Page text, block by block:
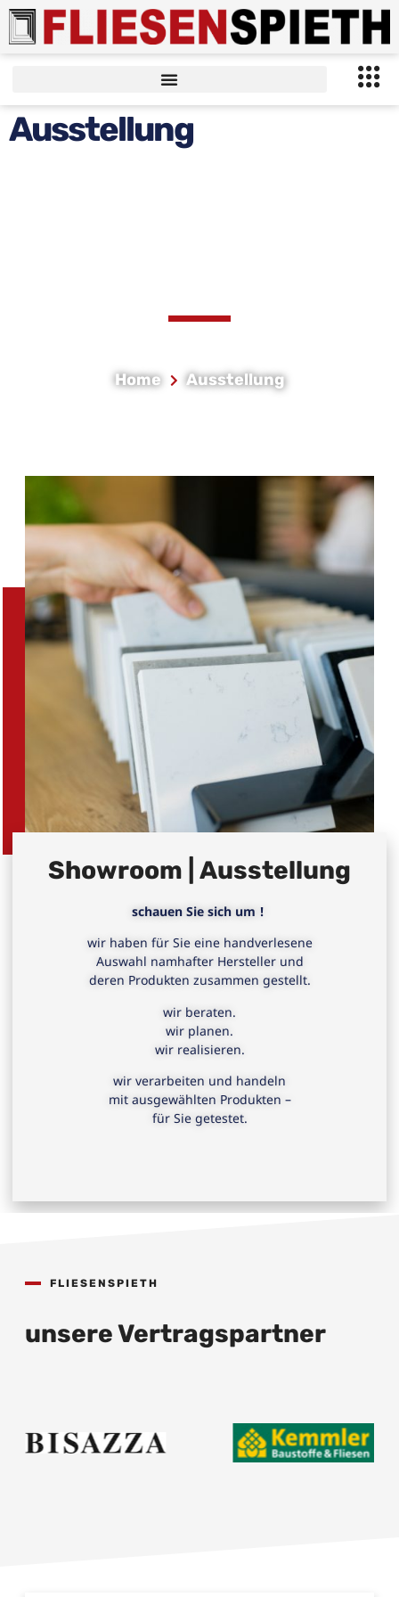
Ausstellung
Home Ausstellung
Showroom | Ausstellung
schauen Sie sich um !
wir haben für Sie eine handverlesene
Auswahl namhafter Hersteller und
deren Produkten zusammen gestellt.
wir beraten.
wir planen.
wir realisieren.
wir verarbeiten und handeln
mit ausgewählten Produkten –
für Sie getestet.
FLIESENSPIETH
unsere Vertragspartner